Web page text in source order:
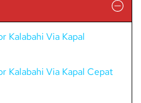
Kalabahi Via Kapal
Kalabahi Via Kapal Cepat